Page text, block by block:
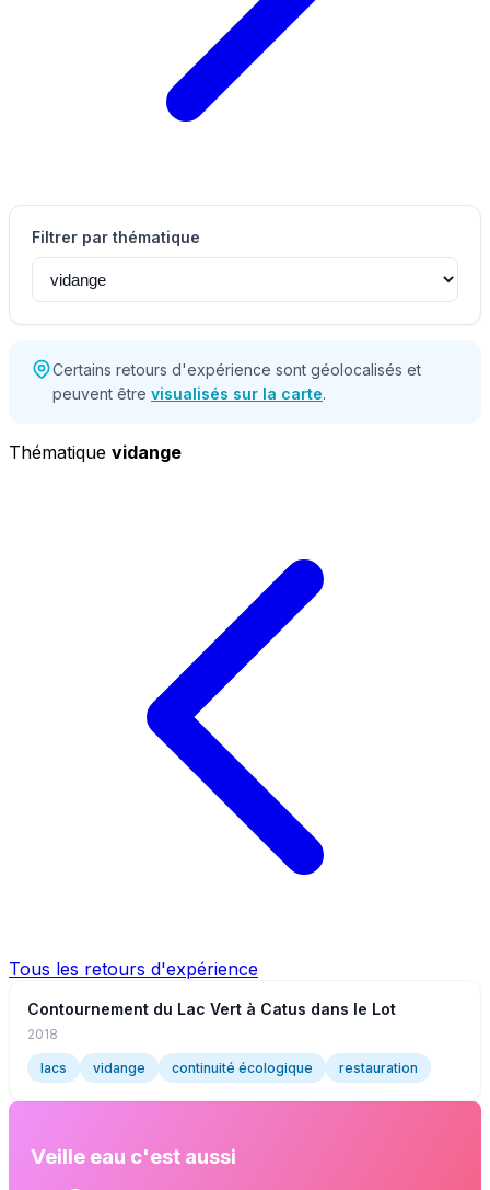
Filtrer par thématique
Certains retours d'expérience sont géolocalisés et
peuvent être visualisés sur la carte.
Thématique vidange
Tous les retours d'expérience
Contournement du Lac Vert à Catus dans le Lot
2018
lacs vidange continuité écologique restauration
Veille eau c'est aussi